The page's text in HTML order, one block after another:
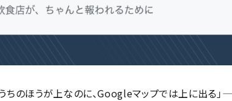
ちのほうが上なのに、Googleマップでは上に出る